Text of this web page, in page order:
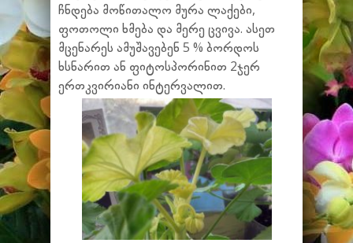
ჩნდება მოწითალო მურა ლაქები,
ფოთოლი ხმება და მერე ცვივა. ასეთ
მცენარეს ამუშავებენ 5 % ბორდოს
ხსნარით ან ფიტოსპორინით 2ჯერ
ერთკვირიანი ინტერვალით.